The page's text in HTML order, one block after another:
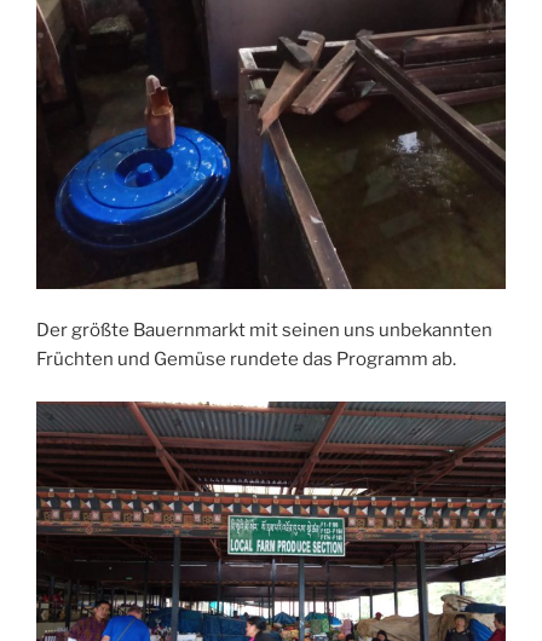
Der größte Bauernmarkt mit seinen uns unbekannten
Früchten und Gemüse rundete das Programm ab.